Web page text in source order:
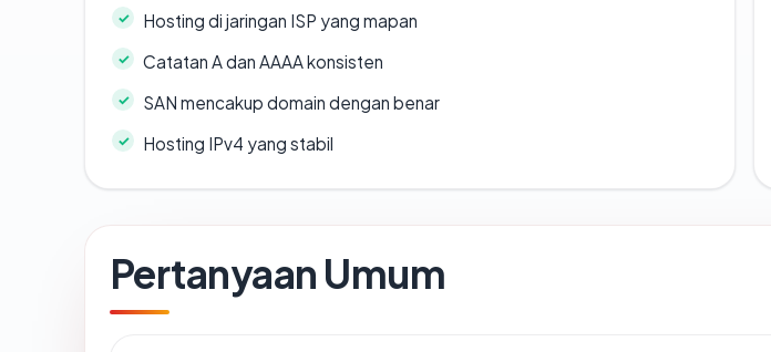
Hosting di jaringan ISP yang mapan
Catatan A dan AAAA konsisten
SAN mencakup domain dengan benar
Hosting IPv4 yang stabil
Pertanyaan Umum